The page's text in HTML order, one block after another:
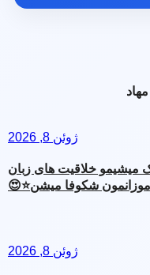
ژوئن 8, 2026
میشیمو خلاقیت های زبان
آموزانمون شکوفا میشن⭐️😍
ژوئن 8, 2026